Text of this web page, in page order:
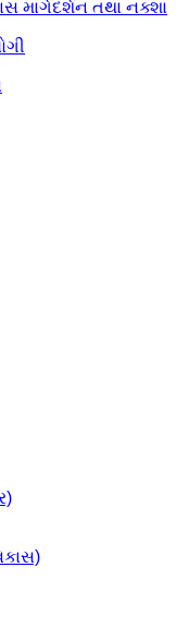
માર્ગદર્શન તથા નક્શા